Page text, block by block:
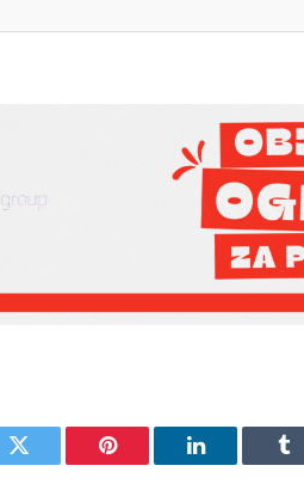
Twitter Pinterest LinkedIn